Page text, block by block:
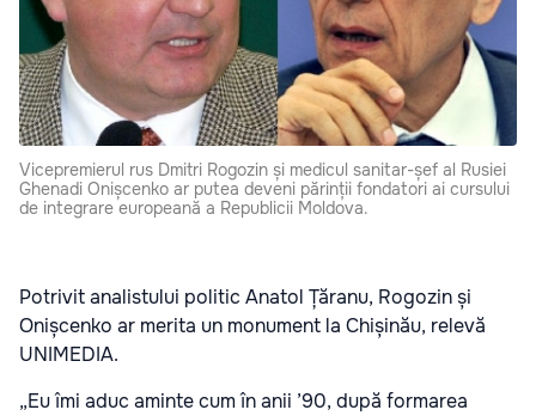
Vicepremierul rus Dmitri Rogozin și medicul sanitar-șef al Rusiei
Ghenadi Onișcenko ar putea deveni părinții fondatori ai cursului
de integrare europeană a Republicii Moldova.
Potrivit analistului politic Anatol Țăranu, Rogozin și
Onișcenko ar merita un monument la Chișinău, relevă
UNIMEDIA.
„Eu îmi aduc aminte cum în anii ’90, după formarea